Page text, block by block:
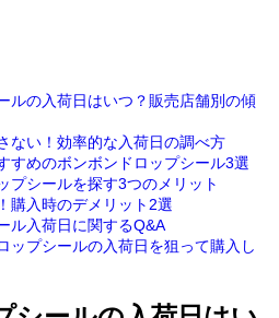
ルの入荷日はいつ？販売店舗別の傾
ない！効率的な入荷日の調べ方
すめのボンボンドロップシール3選
プシールを探す3つのメリット
購入時のデメリット2選
ル入荷日に関するQ&A
ップシールの入荷日を狙って購入し